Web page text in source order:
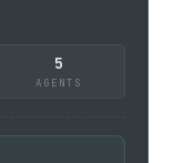
5
AGENTS